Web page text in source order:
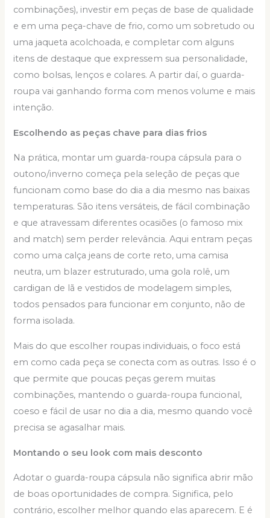
combinações), investir em peças de base de qualidade
e em uma peça-chave de frio, como um sobretudo ou
uma jaqueta acolchoada, e completar com alguns
itens de destaque que expressem sua personalidade,
como bolsas, lenços e colares. A partir daí, o guarda-
roupa vai ganhando forma com menos volume e mais
intenção.
Escolhendo as peças chave para dias frios
Na prática, montar um guarda-roupa cápsula para o
outono/inverno começa pela seleção de peças que
funcionam como base do dia a dia mesmo nas baixas
temperaturas. São itens versáteis, de fácil combinação
e que atravessam diferentes ocasiões (o famoso mix
and match) sem perder relevância. Aqui entram peças
como uma calça jeans de corte reto, uma camisa
neutra, um blazer estruturado, uma gola rolê, um
cardigan de lã e vestidos de modelagem simples,
todos pensados para funcionar em conjunto, não de
forma isolada.
Mais do que escolher roupas individuais, o foco está
em como cada peça se conecta com as outras. Isso é o
que permite que poucas peças gerem muitas
combinações, mantendo o guarda-roupa funcional,
coeso e fácil de usar no dia a dia, mesmo quando você
precisa se agasalhar mais.
Montando o seu look com mais desconto
Adotar o guarda-roupa cápsula não significa abrir mão
de boas oportunidades de compra. Significa, pelo
contrário, escolher melhor quando elas aparecem. E é